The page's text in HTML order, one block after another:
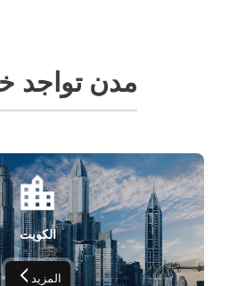
مدن تواجد
الكويت
المزيد